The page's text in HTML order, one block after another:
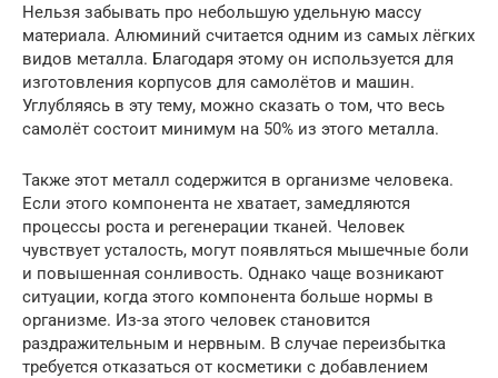
Нельзя забывать про небольшую удельную массу
материала. Алюминий считается одним из самых лёгких
видов металла. Благодаря этому он используется для
изготовления корпусов для самолётов и машин.
Углубляясь в эту тему, можно сказать о том, что весь
самолёт состоит минимум на 50% из этого металла.
Также этот металл содержится в организме человека.
Если этого компонента не хватает, замедляются
процессы роста и регенерации тканей. Человек
чувствует усталость, могут появляться мышечные боли
и повышенная сонливость. Однако чаще возникают
ситуации, когда этого компонента больше нормы в
организме. Из-за этого человек становится
раздражительным и нервным. В случае переизбытка
требуется отказаться от косметики с добавлением